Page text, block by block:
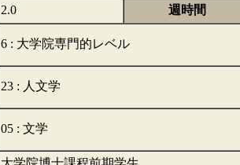
2.0
週時間
6 : 大学院専門的レベル
23 : 人文学
05 : 文学